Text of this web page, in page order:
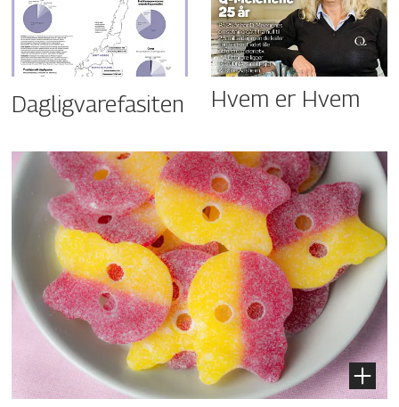
Dagligvarefasiten Hvem er Hvem